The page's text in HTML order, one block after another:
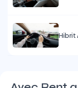
Hibrit